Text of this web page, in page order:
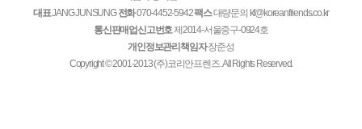
대표JANG JUNSUNG 전화070-4452-5942팩스대량문의 kf@koreanfriends.co.kr
통신판매업신고번호제2014-서울중구-0924호
개인정보관리책임자장준성
Copyright © 2001-2013 (주)코리안프렌즈. All Rights Reserved.